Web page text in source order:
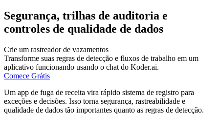
Segurança, trilhas de auditoria e
controles de qualidade de dados
Crie um rastreador de vazamentos
Transforme suas regras de detecção e fluxos de trabalho em um
aplicativo funcionando usando o chat do Koder.ai.
Comece Grátis
Um app de fuga de receita vira rápido sistema de registro para
exceções e decisões. Isso torna segurança, rastreabilidade e
qualidade de dados tão importantes quanto as regras de detecção.